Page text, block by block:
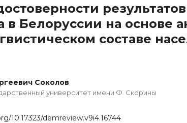
в Белоруссии на основе
составе
Соколов
университет имени Ф. Скорины
10.17323/demreview.v9i4.16744